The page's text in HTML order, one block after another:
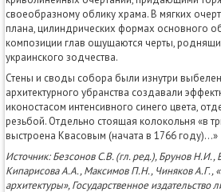
своеобразному облику храма. В мягких
плана, цилиндрических формах основного
композиции глав ощущаются черты,
украинского зодчества.
Стены и своды собора были изнутри
архитектурного убранства создавали
иконостасом интенсивного синего цвета,
резьбой. Отдельно стоящая колокольня «в
выстроена Квасовым (начата в 1766 году)…»
Источник: Безсонов С.В. (гл. ред.), Брунов
Кипарисова А.А., Максимов П.Н., Чиняков А.Г.,
архитектуры», Государственное издательство